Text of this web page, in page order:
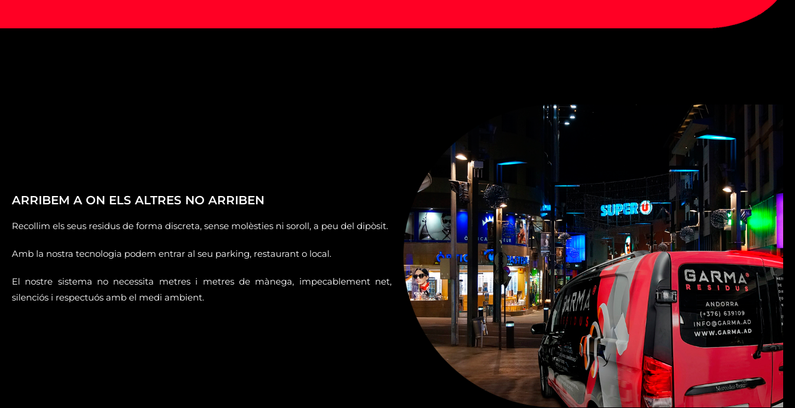
ARRIBEM A ON ELS ALTRES NO ARRIBEN
Recollim els seus residus de forma discreta, sense molèsties ni soroll, a peu del dipòsit.
Amb la nostra tecnologia podem entrar al seu parking, restaurant o local.
El nostre sistema no necessita metres i metres de mànega, impecablement net,
silenciós i respectuós amb el medi ambient.